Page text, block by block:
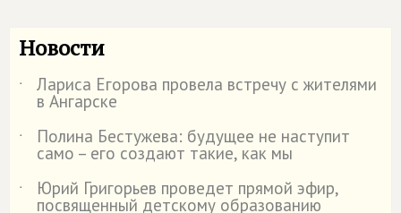
Новости
˙ Лариса Егорова провела встречу с жителями
в Ангарске
˙
Полина Бестужева: будущее не наступит
само – его создают такие, как мы
˙
Юрий Григорьев проведет прямой эфир,
посвященный детскому образованию